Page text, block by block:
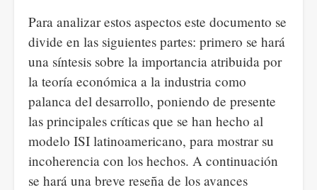
Para analizar estos aspectos este documento se
divide en las siguientes partes: primero se hará
una síntesis sobre la importancia atribuida por
la teoría económica a la industria como
palanca del desarrollo, poniendo de presente
las principales críticas que se han hecho al
modelo ISI latinoamericano, para mostrar su
incoherencia con los hechos. A continuación
se hará una breve reseña de los avances